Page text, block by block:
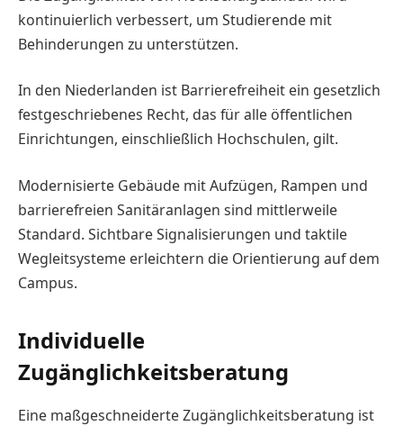
kontinuierlich verbessert, um Studierende mit
Behinderungen zu unterstützen.
In den Niederlanden ist Barrierefreiheit ein gesetzlich
festgeschriebenes Recht, das für alle öffentlichen
Einrichtungen, einschließlich Hochschulen, gilt.
Modernisierte Gebäude mit Aufzügen, Rampen und
barrierefreien Sanitäranlagen sind mittlerweile
Standard. Sichtbare Signalisierungen und taktile
Wegleitsysteme erleichtern die Orientierung auf dem
Campus.
Individuelle
Zugänglichkeitsberatung
Eine maßgeschneiderte Zugänglichkeitsberatung ist